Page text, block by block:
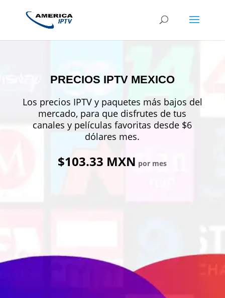
PRECIOS IPTV MEXICO
Los precios IPTV y paquetes más bajos del
mercado, para que disfrutes de tus
canales y películas favoritas desde $6
dólares mes.
$103.33 MXN por mes